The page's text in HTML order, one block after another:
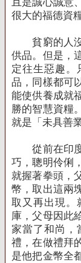
很大的福德資糧
貧窮的人沒
供品。但是，
定往生惡趣。
品，同樣都可
能使供養成就
勝的智慧資糧
就是「未具善
從前在印度
巧，聰明伶俐
就握著拳頭，
幣，取出這兩
取又再出現。
庫，父母因此
家當了和尚，
禮，在做禮拜
是他把金幣全